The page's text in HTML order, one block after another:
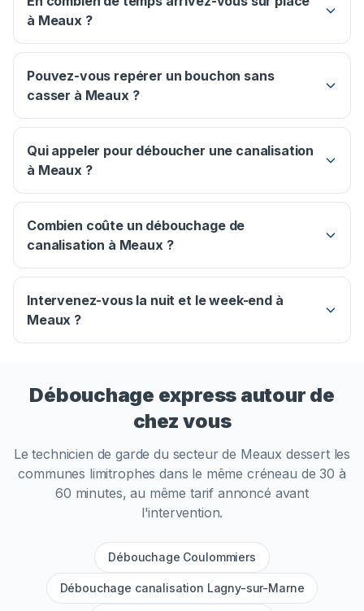
à Meaux ?
Pouvez-vous repérer un bouchon sans
casser à Meaux ?
Qui appeler pour déboucher une canalisation
à Meaux ?
Combien coûte un débouchage de
canalisation à Meaux ?
Intervenez-vous la nuit et le week-end à
Meaux ?
Débouchage express autour de
chez vous
Le technicien de garde du secteur de Meaux dessert les
communes limitrophes dans le même créneau de 30 à
60 minutes, au même tarif annoncé avant
l'intervention.
Débouchage Coulommiers
Débouchage canalisation Lagny-sur-Marne